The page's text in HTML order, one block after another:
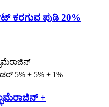
ಕರಗುವ ಪುಡಿ 20%
+